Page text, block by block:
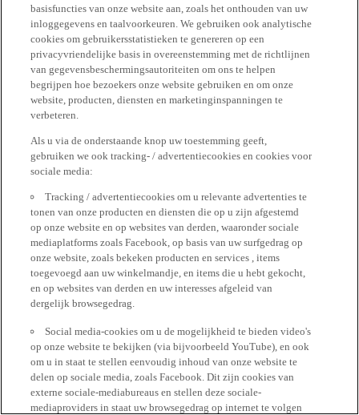
basisfuncties van onze website aan, zoals het onthouden van uw
inloggegevens en taalvoorkeuren. We gebruiken ook analytische
cookies om gebruikersstatistieken te genereren op een
privacyvriendelijke basis in overeenstemming met de richtlijnen
van gegevensbeschermingsautoriteiten om ons te helpen
begrijpen hoe bezoekers onze website gebruiken en om onze
website, producten, diensten en marketinginspanningen te
verbeteren.
Als u via de onderstaande knop uw toestemming geeft,
gebruiken we ook tracking- / advertentiecookies en cookies voor
sociale media:
Tracking / advertentiecookies om u relevante advertenties te
tonen van onze producten en diensten die op u zijn afgestemd
op onze website en op websites van derden, waaronder sociale
mediaplatforms zoals Facebook, op basis van uw surfgedrag op
onze website, zoals bekeken producten en services , items
toegevoegd aan uw winkelmandje, en items die u hebt gekocht,
en op websites van derden en uw interesses afgeleid van
dergelijk browsegedrag.
Social media-cookies om u de mogelijkheid te bieden video's
op onze website te bekijken (via bijvoorbeeld YouTube), en ook
om u in staat te stellen eenvoudig inhoud van onze website te
delen op sociale media, zoals Facebook. Dit zijn cookies van
externe sociale-mediabureaus en stellen deze sociale-
mediaproviders in staat uw browsegedrag op internet te volgen